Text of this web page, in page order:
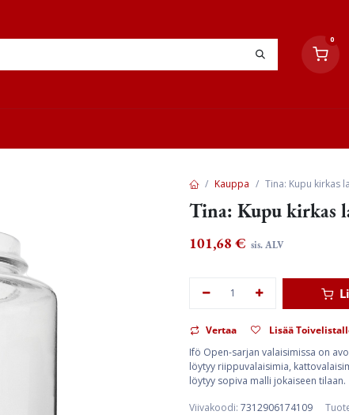
0
Kauppa Tina: Kupu kirkas
Tina: Kupu kirkas
101,68 € sis. ALV
Vertaa
Lisää
Ifö Open-sarjan valaisimissa on
löytyy riippuvalaisimia,
löytyy sopiva malli jokaiseen tilaan.
Viivakoodi: 7312906174109